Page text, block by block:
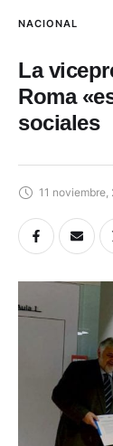
NACIONAL
La
Roma
sociales
11 noviembre,